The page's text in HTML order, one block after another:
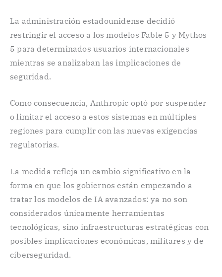
La administración estadounidense decidió
restringir el acceso a los modelos Fable 5 y Mythos
5 para determinados usuarios internacionales
mientras se analizaban las implicaciones de
seguridad.
Como consecuencia, Anthropic optó por suspender
o limitar el acceso a estos sistemas en múltiples
regiones para cumplir con las nuevas exigencias
regulatorias.
La medida refleja un cambio significativo en la
forma en que los gobiernos están empezando a
tratar los modelos de IA avanzados: ya no son
considerados únicamente herramientas
tecnológicas, sino infraestructuras estratégicas con
posibles implicaciones económicas, militares y de
ciberseguridad.